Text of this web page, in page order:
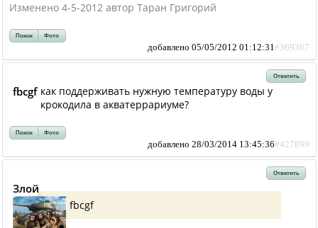
Изменено 4-5-2012 автор Таран Григорий
Поиск Фото
добавлено 05/05/2012 01:12:31 #369367
Ответить
fbcgf как поддерживать нужную температуру воды у
крокодила в акватеррариуме?
Поиск Фото
добавлено 28/03/2014 13:45:36#427899
Ответить
Злой
fbcgf